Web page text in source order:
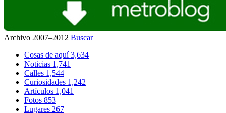
Archivo 2007–2012 Buscar
Cosas de aquí3,634
Noticias 1,741
Calles 1,544
Curiosidades 1,242
Artículos 1,041
Fotos 853
Lugares 267